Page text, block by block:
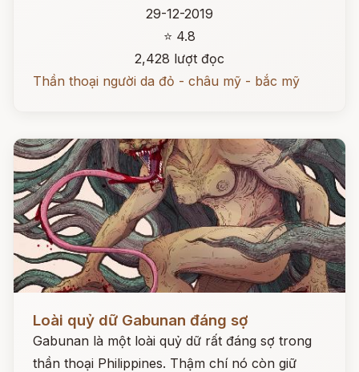
29-12-2019
⭐ 4.8
2,428 lượt đọc
Thần thoại người da đỏ - châu mỹ - bắc mỹ
Loài quỷ dữ Gabunan đáng sợ
Gabunan là một loài quỷ dữ rất đáng sợ trong
thần thoại Philippines. Thậm chí nó còn giữ